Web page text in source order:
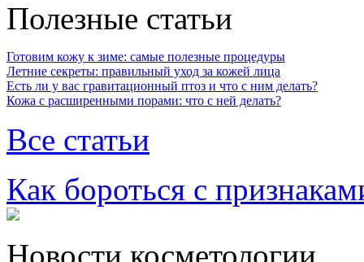
Полезные статьи
Готовим кожу к зиме: самые полезные процедуры
Летние секреты: правильный уход за кожей лица
Есть ли у вас гравитационный птоз и что с ним делать?
Кожа с расширенными порами: что с ней делать?
Все статьи
Как бороться с